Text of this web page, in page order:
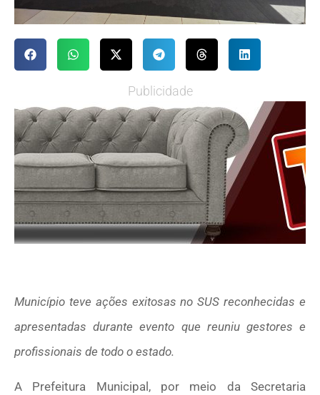
Publicidade
Município teve ações exitosas no SUS reconhecidas e
apresentadas durante evento que reuniu gestores e
profissionais de todo o estado.
A Prefeitura Municipal, por meio da Secretaria